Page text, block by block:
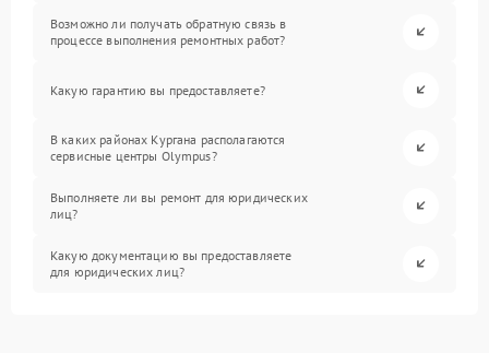
Возможно ли получать обратную связь в
процессе выполнения ремонтных работ?
Какую гарантию вы предоставляете?
В каких районах Кургана располагаются
сервисные центры Olympus?
Выполняете ли вы ремонт для юридических
лиц?
Какую документацию вы предоставляете
для юридических лиц?